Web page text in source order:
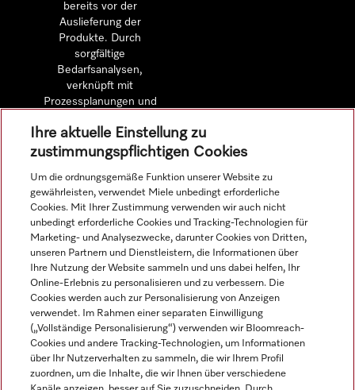
bereits vor der
Auslieferung der
Produkte. Durch
sorgfältige
Bedarfsanalysen,
verknüpft mit
Prozessplanungen und
Wirtschaftlichkeitsberechnungen.
Mehr erfahren
Navigation
Service
Ihre aktuelle Einstellung zu
zustimmungspflichtigen Cookies
Um die ordnungsgemäße Funktion unserer Website zu
gewährleisten, verwendet Miele unbedingt erforderliche
Cookies. Mit Ihrer Zustimmung verwenden wir auch nicht
unbedingt erforderliche Cookies und Tracking-Technologien für
Marketing- und Analysezwecke, darunter Cookies von Dritten,
unseren Partnern und Dienstleistern, die Informationen über
Ihre Nutzung der Website sammeln und uns dabei helfen, Ihr
Online-Erlebnis zu personalisieren und zu verbessern. Die
Cookies werden auch zur Personalisierung von Anzeigen
verwendet. Im Rahmen einer separaten Einwilligung
(„Vollständige Personalisierung“) verwenden wir Bloomreach-
Cookies und andere Tracking-Technologien, um Informationen
über Ihr Nutzerverhalten zu sammeln, die wir Ihrem Profil
zuordnen, um die Inhalte, die wir Ihnen über verschiedene